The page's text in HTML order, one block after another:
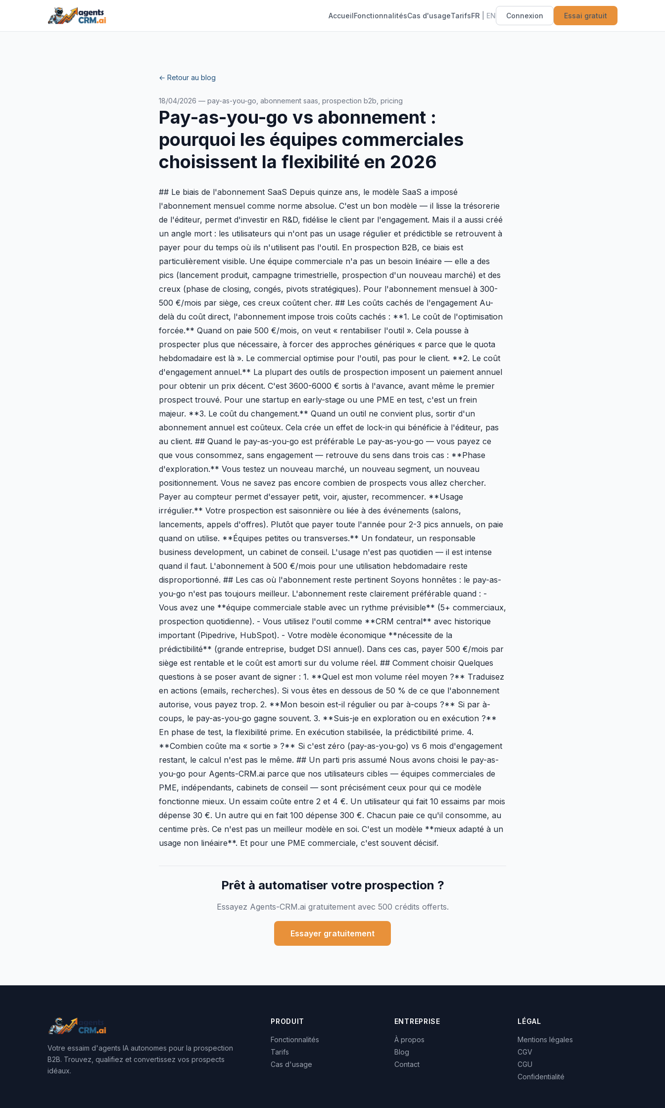
AccueilFonctionnalitésCas d'usageTarifsFR EN Connexion Essai gratuit
← Retour au blog
18/04/2026 — pay-as-you-go, abonnement saas, prospection b2b, pricing
Pay-as-you-go vs abonnement :
pourquoi les équipes commerciales
choisissent la flexibilité en 2026
## Le biais de l'abonnement SaaS Depuis quinze ans, le modèle SaaS a imposé
l'abonnement mensuel comme norme absolue. C'est un bon modèle — il lisse la trésorerie
de l'éditeur, permet d'investir en R&D, fidélise le client par l'engagement. Mais il a aussi créé
un angle mort : les utilisateurs qui n'ont pas un usage régulier et prédictible se retrouvent à
payer pour du temps où ils n'utilisent pas l'outil. En prospection B2B, ce biais est
particulièrement visible. Une équipe commerciale n'a pas un besoin linéaire — elle a des
pics (lancement produit, campagne trimestrielle, prospection d'un nouveau marché) et des
creux (phase de closing, congés, pivots stratégiques). Pour l'abonnement mensuel à 300-
500 €/mois par siège, ces creux coûtent cher. ## Les coûts cachés de l'engagement Au-
delà du coût direct, l'abonnement impose trois coûts cachés : **1. Le coût de l'optimisation
forcée.** Quand on paie 500 €/mois, on veut « rentabiliser l'outil ». Cela pousse à
prospecter plus que nécessaire, à forcer des approches génériques « parce que le quota
hebdomadaire est là ». Le commercial optimise pour l'outil, pas pour le client. **2. Le coût
d'engagement annuel.** La plupart des outils de prospection imposent un paiement annuel
pour obtenir un prix décent. C'est 3600-6000 € sortis à l'avance, avant même le premier
prospect trouvé. Pour une startup en early-stage ou une PME en test, c'est un frein
majeur. **3. Le coût du changement.** Quand un outil ne convient plus, sortir d'un
abonnement annuel est coûteux. Cela crée un effet de lock-in qui bénéficie à l'éditeur, pas
au client. ## Quand le pay-as-you-go est préférable Le pay-as-you-go — vous payez ce
que vous consommez, sans engagement — retrouve du sens dans trois cas : **Phase
d'exploration.** Vous testez un nouveau marché, un nouveau segment, un nouveau
positionnement. Vous ne savez pas encore combien de prospects vous allez chercher.
Payer au compteur permet d'essayer petit, voir, ajuster, recommencer. **Usage
irrégulier.** Votre prospection est saisonnière ou liée à des événements (salons,
lancements, appels d'offres). Plutôt que payer toute l'année pour 2-3 pics annuels, on paie
quand on utilise. **Équipes petites ou transverses.** Un fondateur, un responsable
business development, un cabinet de conseil. L'usage n'est pas quotidien — il est intense
quand il faut. L'abonnement à 500 €/mois pour une utilisation hebdomadaire reste
disproportionné. ## Les cas où l'abonnement reste pertinent Soyons honnêtes : le pay-as-
you-go n'est pas toujours meilleur. L'abonnement reste clairement préférable quand : -
Vous avez une **équipe commerciale stable avec un rythme prévisible** (5+ commerciaux,
prospection quotidienne). - Vous utilisez l'outil comme **CRM central** avec historique
important (Pipedrive, HubSpot). - Votre modèle économique **nécessite de la
prédictibilité** (grande entreprise, budget DSI annuel). Dans ces cas, payer 500 €/mois par
siège est rentable et le coût est amorti sur du volume réel. ## Comment choisir Quelques
questions à se poser avant de signer : 1. **Quel est mon volume réel moyen ?** Traduisez
en actions (emails, recherches). Si vous êtes en dessous de 50 % de ce que l'abonnement
autorise, vous payez trop. 2. **Mon besoin est-il régulier ou par à-coups ?** Si par à-
coups, le pay-as-you-go gagne souvent. 3. **Suis-je en exploration ou en exécution ?**
En phase de test, la flexibilité prime. En exécution stabilisée, la prédictibilité prime. 4.
**Combien coûte ma « sortie » ?** Si c'est zéro (pay-as-you-go) vs 6 mois d'engagement
restant, le calcul n'est pas le même. ## Un parti pris assumé Nous avons choisi le pay-as-
you-go pour Agents-CRM.ai parce que nos utilisateurs cibles — équipes commerciales de
PME, indépendants, cabinets de conseil — sont précisément ceux pour qui ce modèle
fonctionne mieux. Un essaim coûte entre 2 et 4 €. Un utilisateur qui fait 10 essaims par mois
dépense 30 €. Un autre qui en fait 100 dépense 300 €. Chacun paie ce qu'il consomme, au
centime près. Ce n'est pas un meilleur modèle en soi. C'est un modèle **mieux adapté à un
usage non linéaire**. Et pour une PME commerciale, c'est souvent décisif.
Prêt à automatiser votre prospection ?
Essayez Agents-CRM.ai gratuitement avec 500 crédits offerts.
Essayer gratuitement
Votre essaim d'agents IA autonomes pour la prospection
B2B. Trouvez, qualifiez et convertissez vos prospects
idéaux.
PRODUIT
Fonctionnalités
Tarifs
Cas d'usage
ENTREPRISE
À propos
Blog
Contact
LÉGAL
Mentions légales
CGV
CGU
Confidentialité